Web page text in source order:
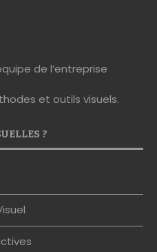
de l’entreprise
et outils visuels.
?